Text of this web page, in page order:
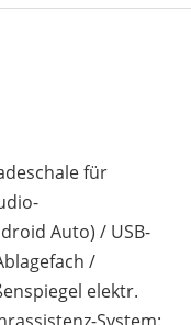
für
Auto) / USB-
/
elektr.